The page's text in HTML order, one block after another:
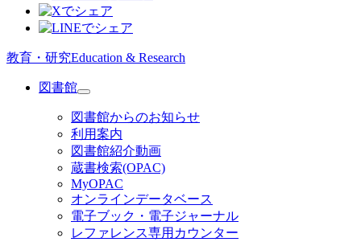
教育・研究Education & Research
図書館
図書館からのお知らせ
利用案内
図書館紹介動画
蔵書検索(OPAC)
MyOPAC
オンラインデータベース
電子ブック・電子ジャーナル
レファレンス専用カウンター